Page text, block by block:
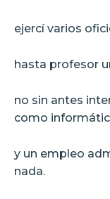
ejercí varios
hasta profesor
no sin antes
como
y un empleo
nada.